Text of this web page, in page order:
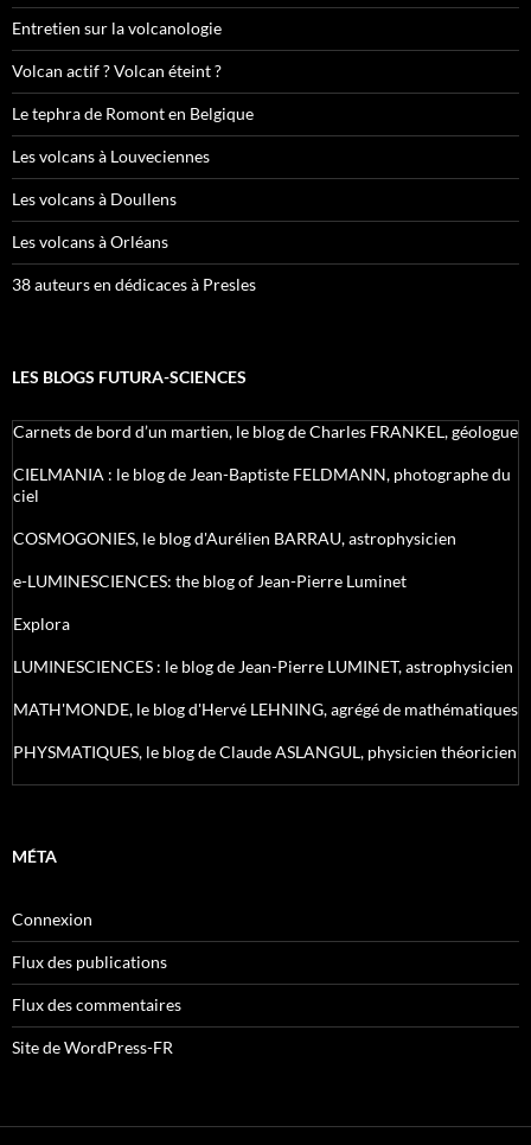
Entretien sur la volcanologie
Volcan actif ? Volcan éteint ?
Le tephra de Romont en Belgique
Les volcans à Louveciennes
Les volcans à Doullens
Les volcans à Orléans
38 auteurs en dédicaces à Presles
LES BLOGS FUTURA-SCIENCES
Carnets de bord d’un martien, le blog de Charles FRANKEL, géologue
CIELMANIA : le blog de Jean-Baptiste FELDMANN, photographe du
ciel
COSMOGONIES, le blog d'Aurélien BARRAU, astrophysicien
e-LUMINESCIENCES: the blog of Jean-Pierre Luminet
Explora
LUMINESCIENCES : le blog de Jean-Pierre LUMINET, astrophysicien
MATH'MONDE, le blog d'Hervé LEHNING, agrégé de mathématiques
PHYSMATIQUES, le blog de Claude ASLANGUL, physicien théoricien
MÉTA
Connexion
Flux des publications
Flux des commentaires
Site de WordPress-FR